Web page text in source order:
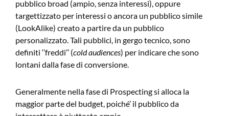
pubblico broad (ampio, senza interessi), oppure
targettizzato per interessi o ancora un pubblico simile
(LookAlike) creato a partire da un pubblico
personalizzato. Tali pubblici, in gergo tecnico, sono
definiti ‘’freddi’’ (cold audiences) per indicare che sono
lontani dalla fase di conversione.
Generalmente nella fase di Prospecting si alloca la
maggior parte del budget, poiché’ il pubblico da